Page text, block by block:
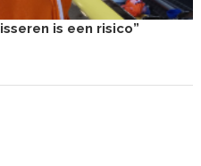
is een risico”